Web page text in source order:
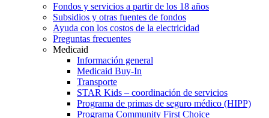
Fondos y servicios a partir de los 18 años
Subsidios y otras fuentes de fondos
Ayuda con los costos de la electricidad
Preguntas frecuentes
Medicaid
Información general
Medicaid Buy-In
Transporte
STAR Kids – coordinación de servicios
Programa de primas de seguro médico (HIPP)
Programa Community First Choice